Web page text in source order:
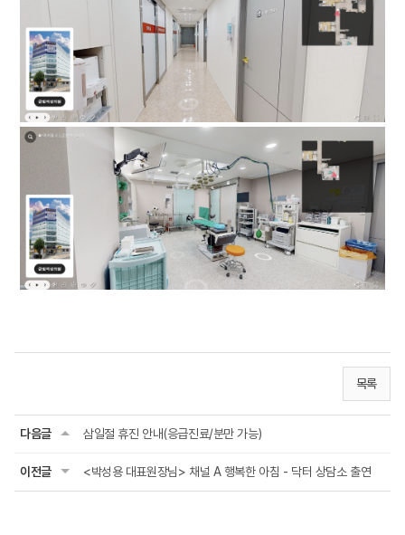
목록
다음글 삼일절 휴진 안내(응급진료/분만 가능)
이전글 <박성용 대표원장님> 채널 A 행복한 아침 - 닥터 상담소 출연